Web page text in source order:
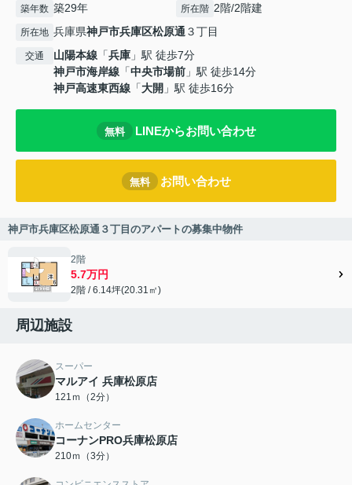
築年数 築29年 所在階 2階/2階建
所在地 兵庫県神戸市兵庫区松原通３丁目
交通 山陽本線 「兵庫 」駅 徒歩7分
神戸市海岸線 「中央市場前 」駅 徒歩14分
神戸高速東西線 「大開 」駅 徒歩16分
無料 LINEからお問い合わせ
無料 お問い合わせ
神戸市兵庫区松原通３丁目のアパートの募集中物件
2階
5.7万円
2階 / 6.14坪(20.31㎡)
周辺施設
スーパー
マルアイ 兵庫松原店
121ｍ（2分）
ホームセンター
コーナンPRO兵庫松原店
210ｍ（3分）